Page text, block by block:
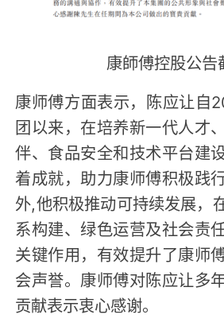
康師傅控股公告
康师傅方面表示，陈应让自
团以来，在培养新一代人才
伴、食品安全和技术平台建
着成就，助力康师傅积极践
外,他积极推动可持续发展，
系构建、绿色运营及社会责
关键作用，有效提升了康师
会声誉。康师傅对陈应让多
贡献表示衷心感谢。